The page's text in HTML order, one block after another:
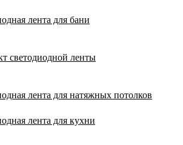
лента для бани
светодиодной ленты
лента для натяжных потолков
лента для кухни